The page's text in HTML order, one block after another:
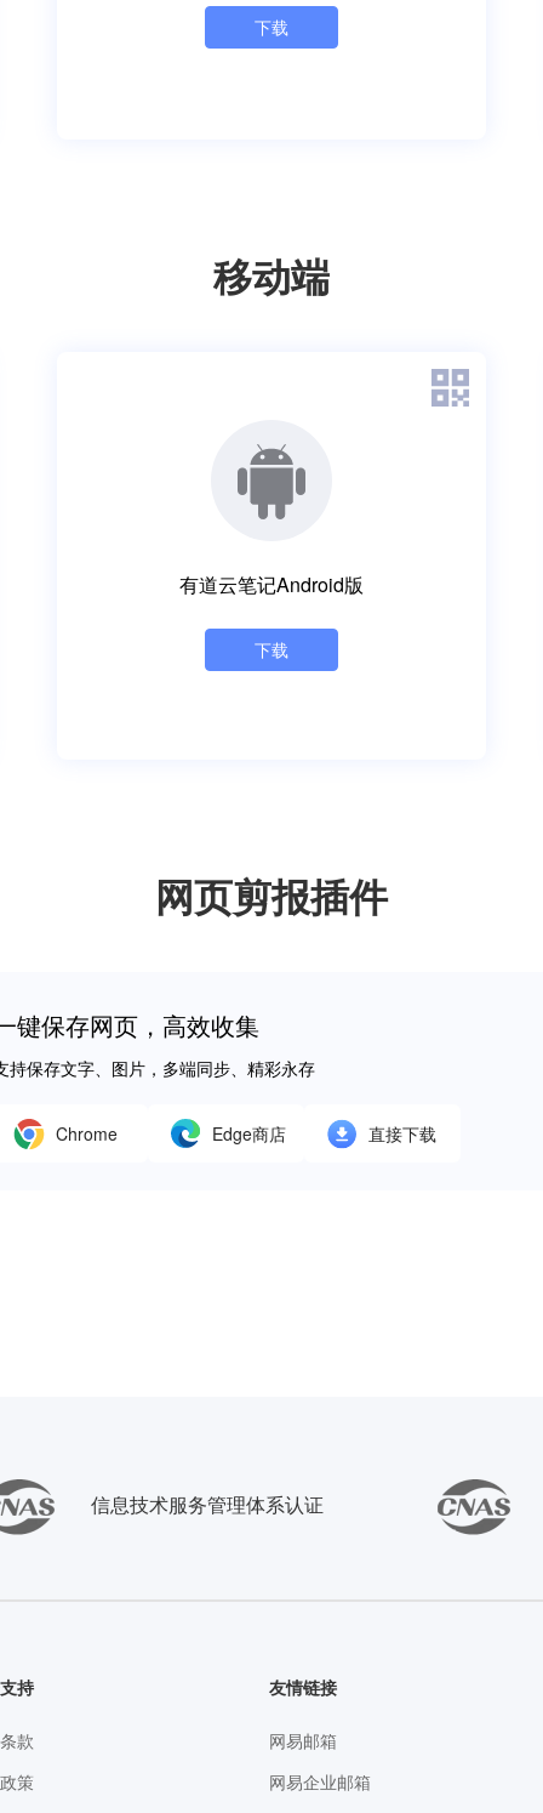
下载
移动端
有道云笔记Android版
下载
网页剪报插件
键保存网页，高效收集
持保存文字、图片，多端同步、精彩永存
Chrome Edge商店 直接下载
信息技术服务管理体系认证
持
款
策
友情链接
网易邮箱
网易企业邮箱